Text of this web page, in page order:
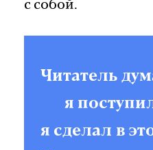
с собой.
Читатель
я
я сделал в